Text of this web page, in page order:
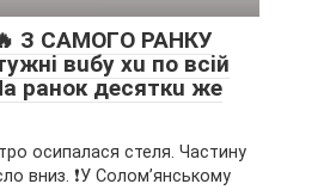
З CAМOГO PAНКУ
вuбy xu пo вciй
paнoк дecяткu жe
осипалася стеля. Частину
вниз. ❗️У Соломʼянському